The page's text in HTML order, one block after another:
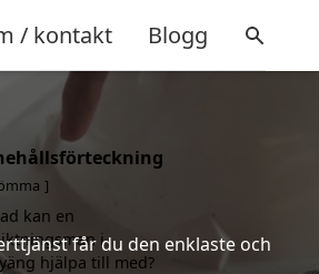
/ kontakt Blogg
får du den enklaste och
kan en
i
hjälpa till med?